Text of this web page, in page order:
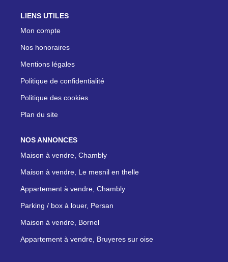
LIENS UTILES
Mon compte
Nos honoraires
Mentions légales
Politique de confidentialité
Politique des cookies
Plan du site
NOS ANNONCES
Maison à vendre, Chambly
Maison à vendre, Le mesnil en thelle
Appartement à vendre, Chambly
Parking / box à louer, Persan
Maison à vendre, Bornel
Appartement à vendre, Bruyeres sur oise